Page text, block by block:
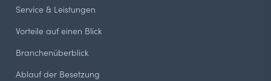
Service & Leistungen
Vorteile auf einen Blick
Branchenüberblick
Ablauf der Besetzung